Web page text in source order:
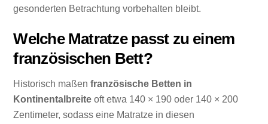
gesonderten Betrachtung vorbehalten bleibt.
Welche Matratze passt zu einem
französischen Bett?
Historisch maßenfranzösische Betten in
Kontinentalbreite oft etwa 140 × 190 oder 140 × 200
Zentimeter, sodass eine Matratze in diesen